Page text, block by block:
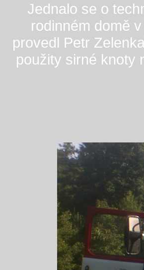
Jednalo se o
rodinném domě
provedl Petr
použity sirné knoty